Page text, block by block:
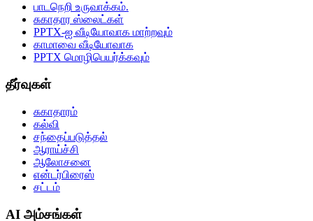
பாடநெறி உருவாக்கம்.
சுகாதார ஸ்லைட்கள்
PPTX-ஐ வீடியோவாக மாற்றவும்
காமாவை வீடியோவாக
PPTX மொழிபெயர்க்கவும்
தீர்வுகள்
சுகாதாரம்
கல்வி
சந்தைப்படுத்தல்
ஆராய்ச்சி
ஆலோசனை
என்டர்பிரைஸ்
சட்டம்
AI அம்சங்கள்